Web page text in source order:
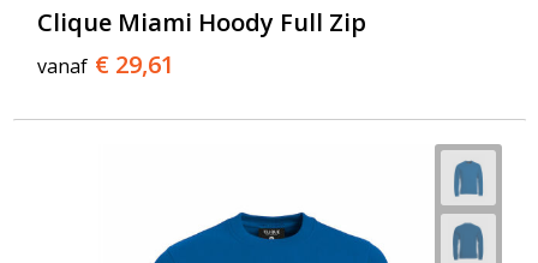
Clique Miami Hoody Full Zip
vanaf € 29,61